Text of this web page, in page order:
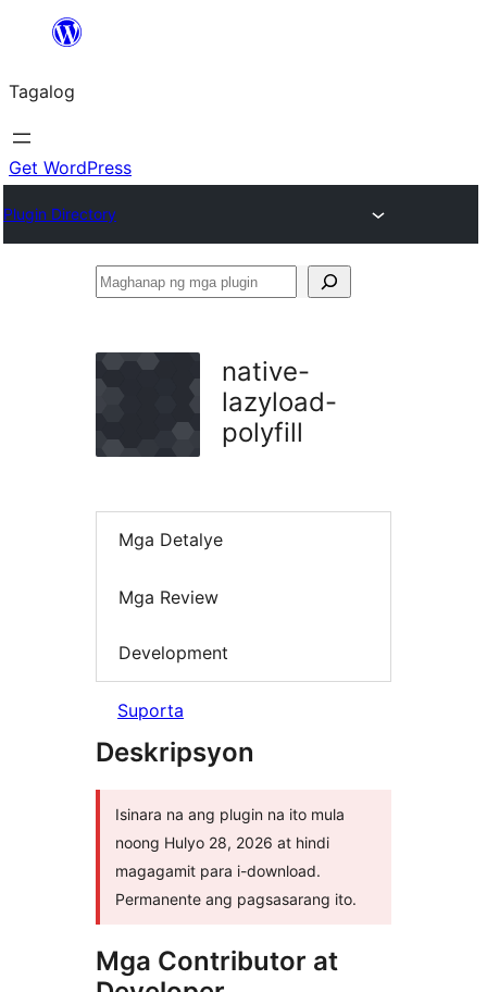
Lumaktaw
sa
content
Tagalog
Get WordPress
Plugin Directory
Maghanap
plugin
native-
lazyload-
polyfill
Mga Detalye
Mga Review
Development
Suporta
Deskripsyon
Isinara na ang plugin na ito mula
noong Hulyo 28, 2026 at hindi
magagamit para i-download.
Permanente ang pagsasarang ito.
Mga Contributor at